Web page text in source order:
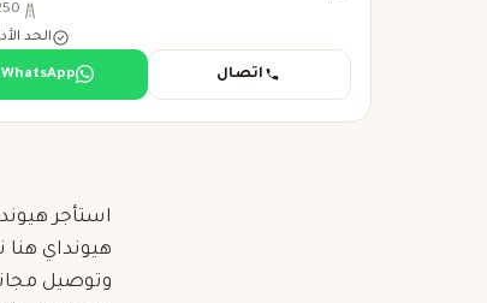
250 كم/
الحد
اتصال WhatsApp
استأجر
هيونداي
وتوصيل